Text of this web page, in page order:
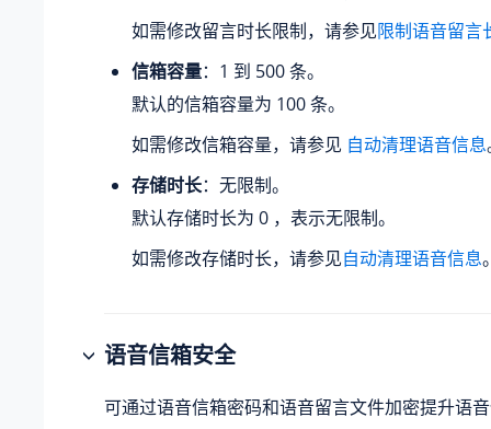
如需修改留言时长限制，请参见限制语音留言
信箱容量：1 到 500 条。
默认的信箱容量为 100 条。
如需修改信箱容量，请参见 自动清理语音信息
存储时长：无限制。
默认存储时长为 0 ，表示无限制。
如需修改存储时长，请参见自动清理语音信息
语音信箱安全
可通过语音信箱密码和语音留言文件加密提升语